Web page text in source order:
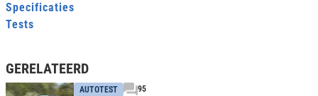
Specificaties
Tests
GERELATEERD
AUTOTEST 95